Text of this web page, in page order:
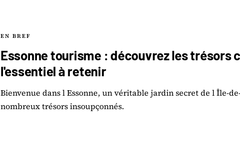
EN BREF
Essonne tourisme : découvrez les trésors
l'essentiel à retenir
Bienvenue dans l Essonne, un véritable jardin secret de l Île-
nombreux trésors insoupçonnés.